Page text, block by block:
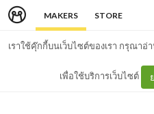
MAKERS STORE
เราใช้คุ๊กกี้บนเว็บไซต์ของเรา กรุณาอ่
เพื่อใช้บริการเว็บไซต์